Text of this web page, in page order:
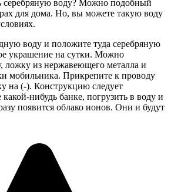
серебряную воду? Можно подобный
для дома. Но, вы можете такую воду
воду и положите туда серебряную
украшение на сутки. Можно
ложку из нержавеющего металла и
мобильника. Прикрепите к проводу
на (-). Конструкцию следует
нибудь банке, погрузить в воду и
появится облако ионов. Они и будут